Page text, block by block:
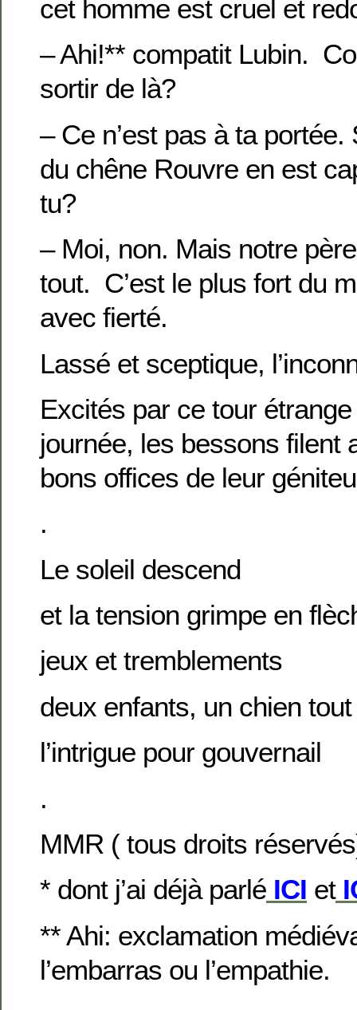
cet homme est cruel et
– Ahi!** compatit Lubin.
sortir de là?
– Ce n’est pas à ta
du chêne Rouvre en est
tu?
– Moi, non. Mais notre
tout. C’est le plus fort du
avec fierté.
Lassé et sceptique,
Excités par ce tour
journée, les bessons filent
bons offices de leur
.
Le soleil descend
et la tension grimpe en
jeux et tremblements
deux enfants, un chien
l’intrigue pour gouvernail
.
MMR ( tous droits
* dont j’ai déjà parlé ICI et
** Ahi: exclamation
l’embarras ou l’empathie.